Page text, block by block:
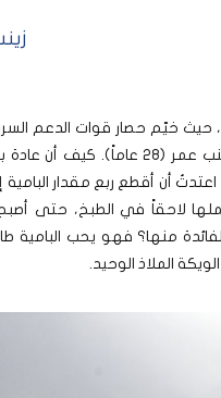
حيث خيّم حصار قوات الدعم
منذ يوليو 2023، حتى استعادها الجيش في مارس 2024، تحكي
أن أقطع ربع مقدار البامية
لاحقاً في الطبخ، حتى
منها؟ فهو يحب البامية
الملاذ الوحيد.